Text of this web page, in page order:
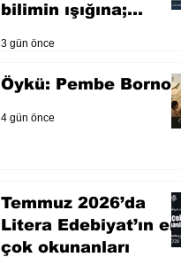
bilimin ışığına;
3 gün önce
Öykü: Pembe Bornoz
4 gün önce
Temmuz 2026’da
Litera Edebiyat’ın en
çok okunanları